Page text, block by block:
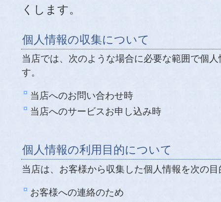
くします。
個人情報の収集について
当店では、次のような場合に必要な範囲で個
す。
当店へのお問い合わせ時
当店へのサービスお申し込み時
個人情報の利用目的について
当店は、お客様から収集した個人情報を次の
お客様への連絡のため